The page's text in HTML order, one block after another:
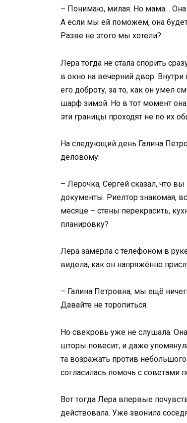
– Понимаю, милая. Но мама… Она
А если мы ей поможем, она будет
Разве не этого мы хотели?
Лера тогда не стала спорить
в окно на вечерний двор.
его доброту, за то, как он умел
шарф зимой. Но в тот момент
эти границы проходят не по их
На следующий день Галина
деловому:
– Лерочка, Сергей сказал, что
документы. Риелтор знакомая,
месяце – стены перекрасить,
планировку?
Лера замерла с телефоном в
видела, как он напряжённо
– Галина Петровна, мы ещё
Давайте не торопиться.
Но свекровь уже не слушала.
шторы повесит, и даже
та возражать против
согласилась помочь с советами
Вот тогда Лера впервые
действовала. Уже звонила